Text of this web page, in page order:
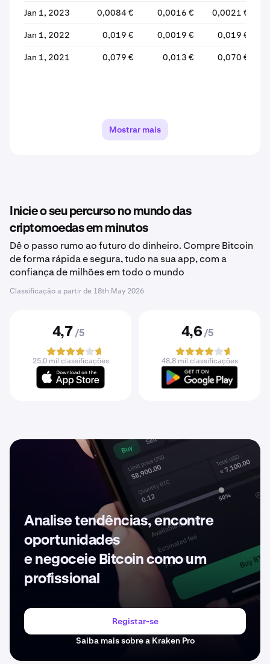
Jan 1, 2023 0,0084 € 0,0016 € 0,0021 €
Jan 1, 2022 0,019 € 0,0019 € 0,019 €
Jan 1, 2021 0,079 € 0,013 € 0,070 €
Mostrar mais
Inicie o seu percurso no mundo das
criptomoedas em minutos
Dê o passo rumo ao futuro do dinheiro. Compre Bitcoin
de forma rápida e segura, tudo na sua app, com a
confiança de milhões em todo o mundo
Classificação a partir de 18th May 2026
4,7 /5
25,0 mil classificações
4,6 /5
48,8 mil classificações
Analise tendências, encontre
oportunidades
e negoceie Bitcoin como um
profissional
Registar-se
Saiba mais sobre a Kraken Pro